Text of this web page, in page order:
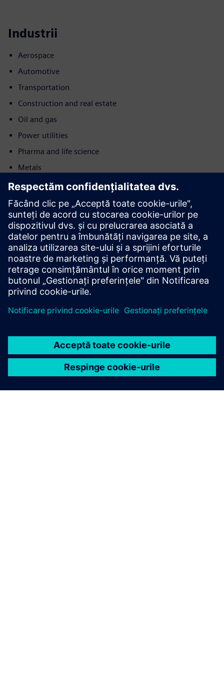
Industrii
Aerospace
Automotive
Transportation
Construction and real estate
Oil and gas
Power utilities
Pharma and life science
Metals
Commercial buildings
Mișcare
Service
Oferă un serviciu pentru un produs/soluție Siemens
Xcelerator care ajută clientul să îl implementeze, să îl
integreze, să îl opereze sau să îl întrețină